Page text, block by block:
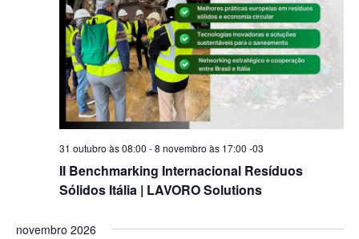
II Benchmarking Internacional Resíduos
Sólidos Itália | LAVORO Solutions
31 outubro às 08:00 -8 novembro às 17:00 -03
novembro 2026